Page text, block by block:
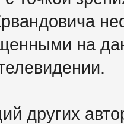
на
других